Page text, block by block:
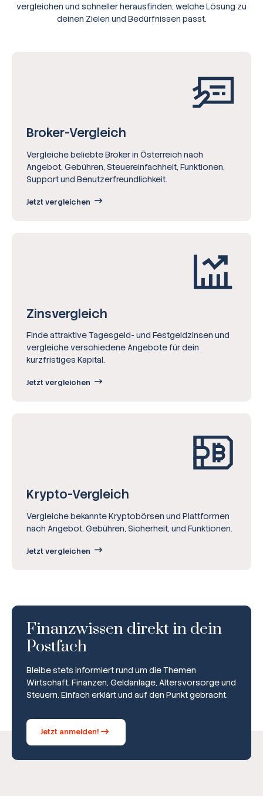
vergleichen und schneller herausfinden, welche Lösung zu
deinen Zielen und Bedürfnissen passt.
Broker-Vergleich
Vergleiche beliebte Broker in Österreich nach
Angebot, Gebühren, Steuereinfachheit, Funktionen,
Support und Benutzerfreundlichkeit.
Jetzt vergleichen
Zinsvergleich
Finde attraktive Tagesgeld- und Festgeldzinsen und
vergleiche verschiedene Angebote für dein
kurzfristiges Kapital.
Jetzt vergleichen
Krypto-Vergleich
Vergleiche bekannte Kryptobörsen und Plattformen
nach Angebot, Gebühren, Sicherheit, und Funktionen.
Jetzt vergleichen
Finanzwissen direkt in dein
Postfach
Bleibe stets informiert rund um die Themen
Wirtschaft, Finanzen, Geldanlage, Altersvorsorge und
Steuern. Einfach erklärt und auf den Punkt gebracht.
Jetzt anmelden!